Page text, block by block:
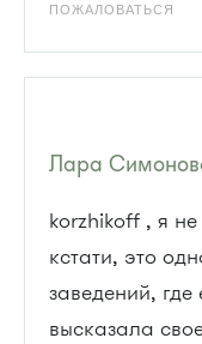
ПОЖАЛОВАТЬСЯ
Лара
korzhikoff , я
кстати, это
заведений,
высказала